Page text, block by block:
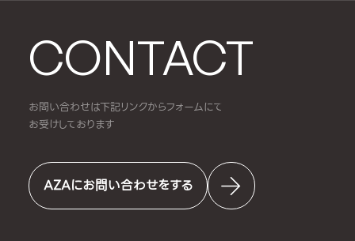
CONTACT
お問い合わせは下記リンクからフォームにて
お受けしております
AZAにお問い合わせをする